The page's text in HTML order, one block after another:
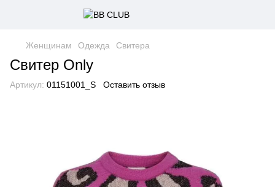
Женщинам Одежда Свитера
Свитер Only
Артикул: 01151001_S Оставить отзыв